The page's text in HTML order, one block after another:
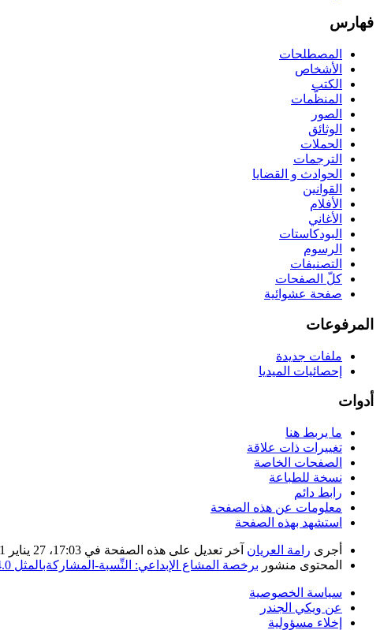
فهارس
المصطلحات
الأشخاص
الكتب
المنظّمات
الصور
الوثائق
الحملات
الترجمات
الحوادث و القضايا
القوانين
الأفلام
الأغاني
البودكاستات
الرسوم
التصنيفات
كلّ الصفحات
صفحة عشوائية
المرفوعات
ملفات جديدة
إحصائيات الميديا
أدوات
ما يربط هنا
تغييرات ذات علاقة
الصفحات الخاصة
نسخة للطباعة
رابط دائم
معلومات عن هذه الصفحة
استشهد بهذه الصفحة
أجرى رامة العريان آخر تعديل على هذه الصفحة في 17:03، 27 يناير 2021. بناء على عمل
المحتوى منشور برخصة المشاع الإبداعي: النِّسبة-المشاركةبالمثل 4.0
سياسة الخصوصية
عن ويكي الجندر
إخلاء مسؤولية